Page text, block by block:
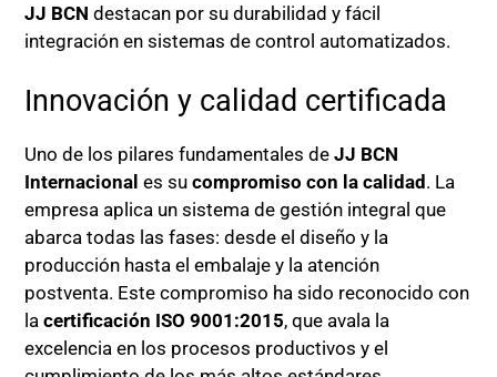
JJ BCN destacan por su durabilidad y fácil
integración en sistemas de control automatizados.
Innovación y calidad certificada
Uno de los pilares fundamentales deJJ BCN
Internacional es sucompromiso con la calidad . La
empresa aplica un sistema de gestión integral que
abarca todas las fases: desde el diseño y la
producción hasta el embalaje y la atención
postventa. Este compromiso ha sido reconocido con
lacertificación ISO 9001:2015, que avala la
excelencia en los procesos productivos y el